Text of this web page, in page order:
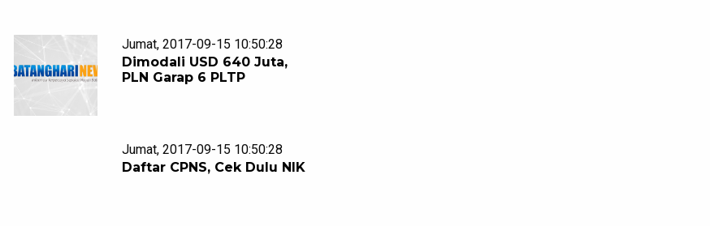
Jumat, 2017-09-15 10:50:28
Dimodali USD 640 Juta,
PLN Garap 6 PLTP
Jumat, 2017-09-15 10:50:28
Daftar CPNS, Cek Dulu NIK